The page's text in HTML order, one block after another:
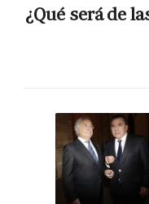
¿Qué será de